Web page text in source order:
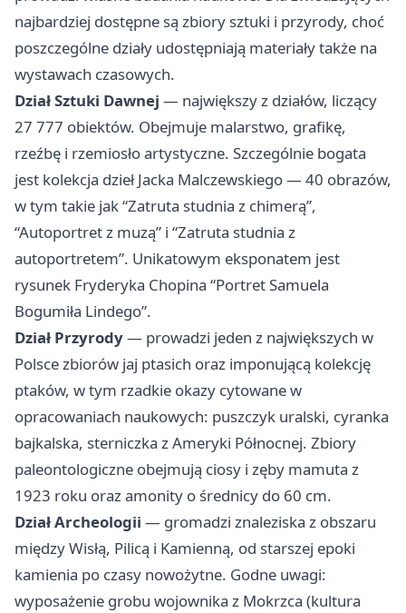
najbardziej dostępne są zbiory sztuki i przyrody, choć
poszczególne działy udostępniają materiały także na
wystawach czasowych.
Dział Sztuki Dawnej — największy z działów, liczący
27 777 obiektów. Obejmuje malarstwo, grafikę,
rzeźbę i rzemiosło artystyczne. Szczególnie bogata
jest kolekcja dzieł Jacka Malczewskiego — 40 obrazów,
w tym takie jak “Zatruta studnia z chimerą”,
“Autoportret z muzą” i “Zatruta studnia z
autoportretem”. Unikatowym eksponatem jest
rysunek Fryderyka Chopina “Portret Samuela
Bogumiła Lindego”.
Dział Przyrody— prowadzi jeden z największych w
Polsce zbiorów jaj ptasich oraz imponującą kolekcję
ptaków, w tym rzadkie okazy cytowane w
opracowaniach naukowych: puszczyk uralski, cyranka
bajkalska, sterniczka z Ameryki Północnej. Zbiory
paleontologiczne obejmują ciosy i zęby mamuta z
1923 roku oraz amonity o średnicy do 60 cm.
Dział Archeologii — gromadzi znaleziska z obszaru
między Wisłą, Pilicą i Kamienną, od starszej epoki
kamienia po czasy nowożytne. Godne uwagi:
wyposażenie grobu wojownika z Mokrzca (kultura